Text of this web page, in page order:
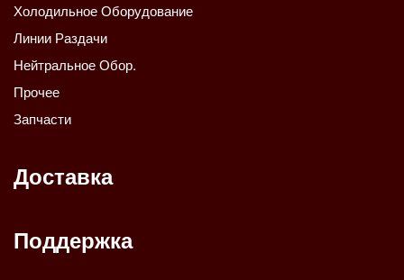
Холодильное Оборудование
Линии Раздачи
Нейтральное Обор.
Прочее
Запчасти
Доставка
Поддержка